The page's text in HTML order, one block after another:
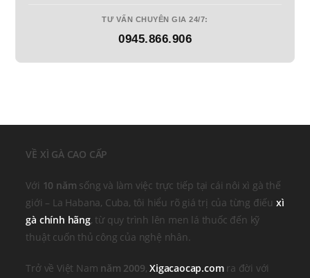
TƯ VẤN CHUYÊN GIA 24/7:
0945.866.906
VỀ XÌ GÀ CAO CẤP
Với 10 năm sống và làm việc trực tiếp tại cái nôi xì gà thế
giới – La Habana, Cuba, tôi hiểu rõ giá trị của từng điếu xì
gà chính hãng, từ quy trình lên men lá thuốc đến kỹ
thuật cuốn thủ công của nghệ nhân.
Trở về Việt Nam năm 2009,Xigacaocap.comra đời với